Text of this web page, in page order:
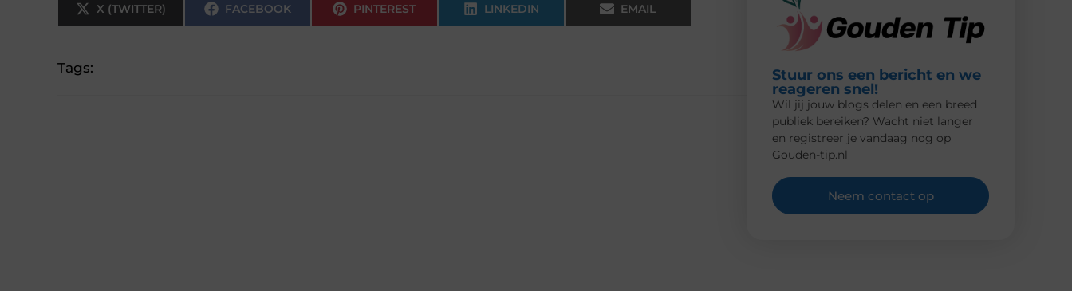
X (TWITTER) FACEBOOK PINTEREST LINKEDIN EMAIL
Tags:
Stuur ons een bericht en we
reageren snel!
Wil jij jouw blogs delen en een breed
publiek bereiken? Wacht niet langer
en registreer je vandaag nog op
Gouden-tip.nl
Neem contact op